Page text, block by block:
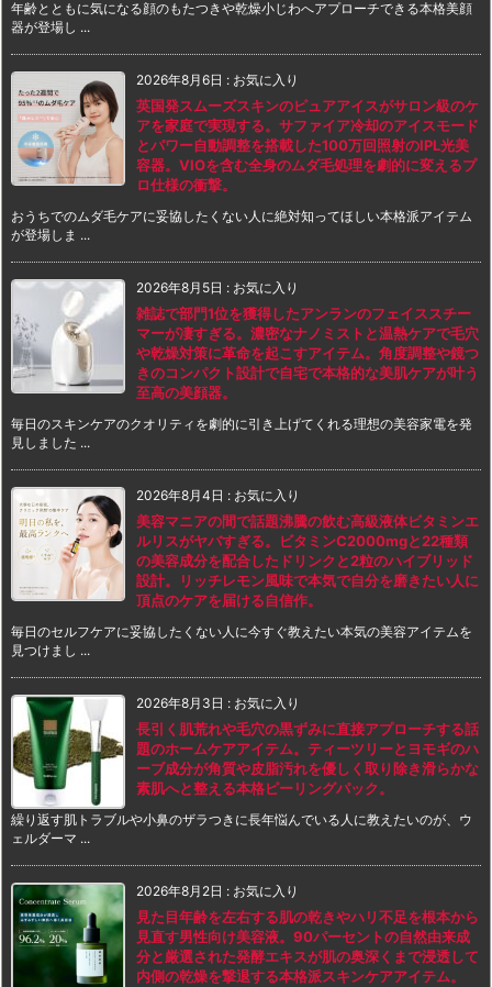
年齢とともに気になる顔のもたつきや乾燥小じわへアプローチできる本格美顔
器が登場し ...
2026年8月6日 : お気に入り
英国発スムーズスキンのピュアアイスがサロン級のケ
アを家庭で実現する。サファイア冷却のアイスモード
とパワー自動調整を搭載した100万回照射のIPL光美
容器。VIOを含む全身のムダ毛処理を劇的に変えるプ
ロ仕様の衝撃。
おうちでのムダ毛ケアに妥協したくない人に絶対知ってほしい本格派アイテム
が登場しま ...
2026年8月5日 : お気に入り
雑誌で部門1位を獲得したアンランのフェイススチー
マーが凄すぎる。濃密なナノミストと温熱ケアで毛穴
や乾燥対策に革命を起こすアイテム。角度調整や鏡つ
きのコンパクト設計で自宅で本格的な美肌ケアが叶う
至高の美顔器。
毎日のスキンケアのクオリティを劇的に引き上げてくれる理想の美容家電を発
見しました ...
2026年8月4日 : お気に入り
美容マニアの間で話題沸騰の飲む高級液体ビタミンエ
ルリスがヤバすぎる。ビタミンC2000mgと22種類
の美容成分を配合したドリンクと2粒のハイブリッド
設計。リッチレモン風味で本気で自分を磨きたい人に
頂点のケアを届ける自信作。
毎日のセルフケアに妥協したくない人に今すぐ教えたい本気の美容アイテムを
見つけまし ...
2026年8月3日 : お気に入り
長引く肌荒れや毛穴の黒ずみに直接アプローチする話
題のホームケアアイテム。ティーツリーとヨモギのハ
ーブ成分が角質や皮脂汚れを優しく取り除き滑らかな
素肌へと整える本格ピーリングパック。
繰り返す肌トラブルや小鼻のザラつきに長年悩んでいる人に教えたいのが、ウ
ェルダーマ ...
2026年8月2日 : お気に入り
見た目年齢を左右する肌の乾きやハリ不足を根本から
見直す男性向け美容液。90パーセントの自然由来成
分と厳選された発酵エキスが肌の奥深くまで浸透して
内側の乾燥を撃退する本格派スキンケアアイテム。